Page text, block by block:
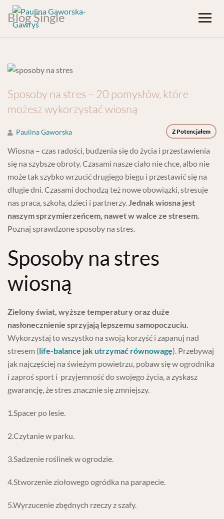
Blog Single
Sposoby na stres – 20 pomysłów, które
możesz wykorzystać wiosną
Z Potencjałem
Paulina Gaworska
Wiosna – czas radości, budzenia się do życia i przestawienia
się na szybsze obroty. Czasami nasze ciało nie chce, albo nie
może tak szybko wrzucić drugiego biegu i przestawić się na
długie dni. Czasami dochodzą też nowe obowiązki, stresuje
nas praca, szkoła, dzieci i partnerzy.Jednak wiosna jest
naszym sprzymierzeńcem, nawet w walce ze stresem.
Poznaj sprawdzone sposoby na stres.
Sposoby na stres
wiosną
Zielony świat, wyższe temperatury oraz duże
nasłonecznienie sprzyjają lepszemu samopoczuciu.
Wykorzystaj to wszystko na swoją korzyść i zapanuj nad
stresem (life-balance jak utrzymać równowagę). Przebywaj
jak najczęściej na świeżym powietrzu, pobaw się w ogrodnika
i zaproś sport i przyjemność do swojego życia, a zyskasz
gwarancję, że stres znacznie się zmniejszy.
1.Spacer po lesie.
2.Czytanie w parku.
3.Sadzenie roślinek w ogrodzie.
4.Stworzenie ziołowego ogródka na parapecie.
5.Wyrzucenie zbędnych rzeczy z szafy.